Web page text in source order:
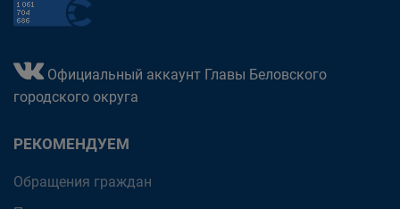
Официальный аккаунт Главы Беловского
городского округа
РЕКОМЕНДУЕМ
Обращения граждан